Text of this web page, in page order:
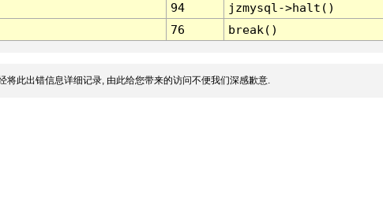
94
jzmysql->halt()
76 break()
将此出错信息详细记录, 由此给您带来的访问不便我们深感歉意.